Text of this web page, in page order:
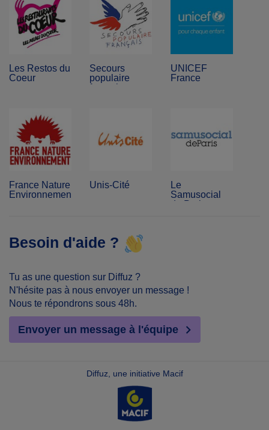
Les Restos du
Coeur
Secours
populaire
français
UNICEF
France
France Nature
Environnement
Unis-Cité
Le
Samusocial
de Paris
Besoin d'aide ?
Tu as une question sur Diffuz ?
N'hésite pas à nous envoyer un message !
Nous te répondrons sous 48h.
Envoyer un message à l'équipe
Diffuz, une initiative Macif